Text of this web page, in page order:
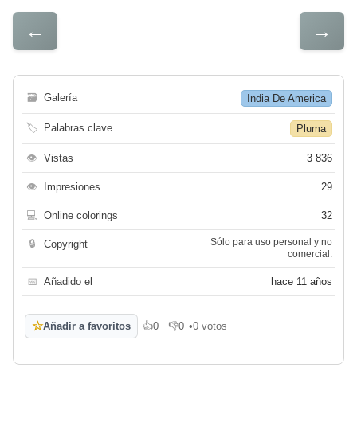
← →
🗃 Galería India De America
🏷 Palabras clave Pluma
👁 Vistas 3 836
👁 Impresiones 29
💻 Online colorings 32
🔒 Copyright
Sólo para uso personal y no
comercial.
📅 Añadido el hace 11 años
☆Añadir a favoritos 👍0
Me gusta
👎0
No me gusta
•0 votos